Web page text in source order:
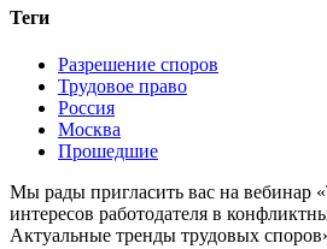
Теги
Разрешение споров
Трудовое право
Россия
Москва
Прошедшие
Мы рады пригласить вас на вебинар
интересов работодателя в
Актуальные тренды трудовых